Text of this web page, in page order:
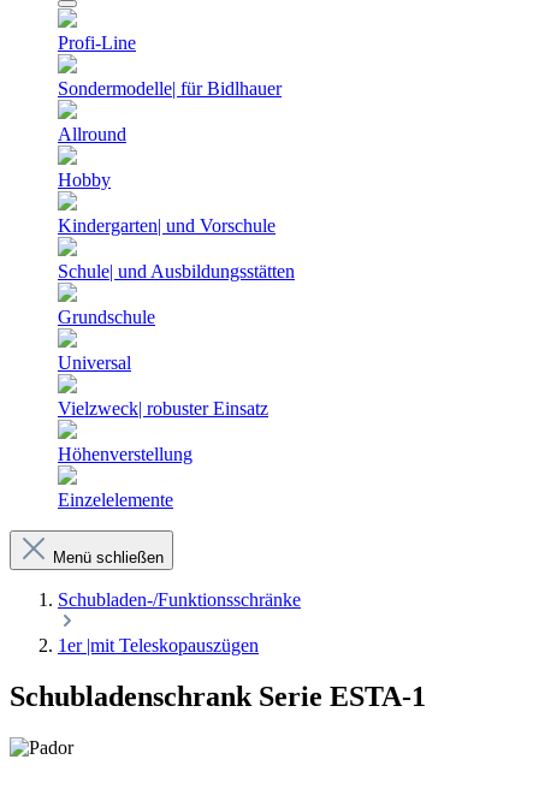
Profi-Line
Sondermodelle| für Bidlhauer
Allround
Hobby
Kindergarten| und Vorschule
Schule| und Ausbildungsstätten
Grundschule
Universal
Vielzweck| robuster Einsatz
Höhenverstellung
Einzelelemente
Menü schließen
Schubladen-/Funktionsschränke
1er |mit Teleskopauszügen
Schubladenschrank Serie ESTA-1